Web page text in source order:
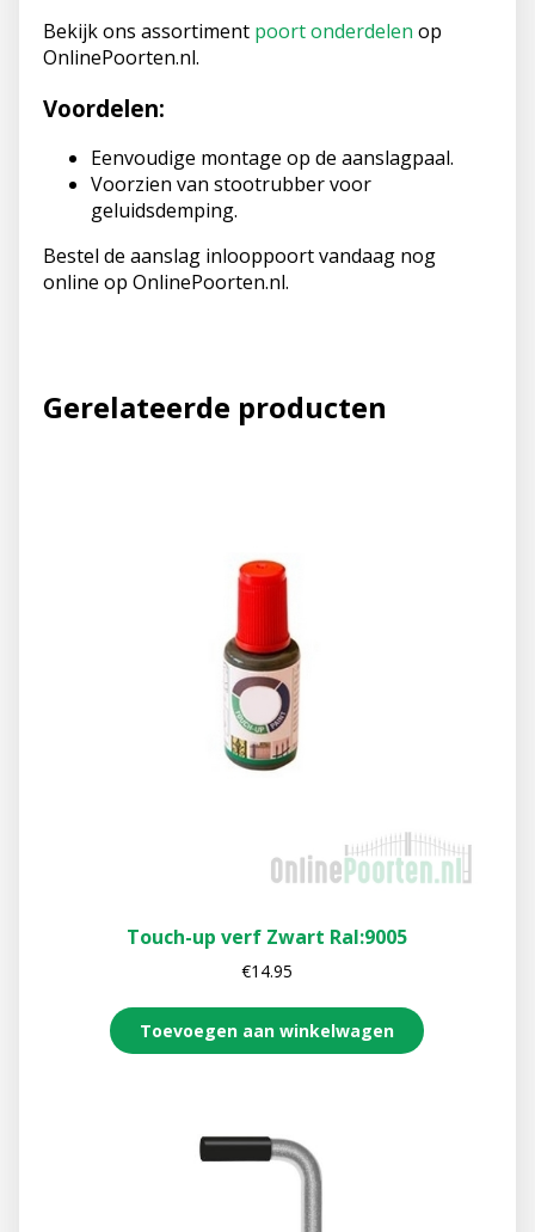
Bekijk ons assortiment poort onderdelen op
OnlinePoorten.nl.
Voordelen:
Eenvoudige montage op de aanslagpaal.
Voorzien van stootrubber voor
geluidsdemping.
Bestel de aanslag inlooppoort vandaag nog
online op OnlinePoorten.nl.
Gerelateerde producten
Touch-up verf Zwart Ral:9005
€14.95
Toevoegen aan winkelwagen